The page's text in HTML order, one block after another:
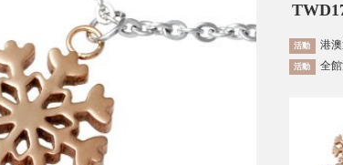
TWD
活動 港
活動 全